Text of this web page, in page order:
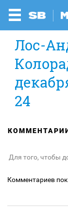
Лос-
24
Для того, чтобы
Комментариев